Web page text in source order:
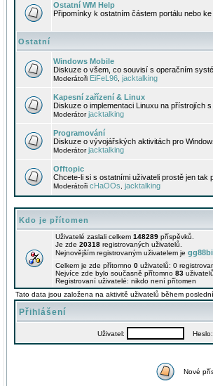
Ostatní WM Help
Připomínky k ostatním částem portálu nebo ke
Ostatní
Windows Mobile
Diskuze o všem, co souvisí s operačním
Moderátoři EiFeL96 jacktalking
Kapesní zařízení & Linux
Diskuze o implementaci Linuxu na přístrojích s
Moderátorjacktalking
Programování
Diskuze o vývojářských aktivitách pro
Moderátorjacktalking
Offtopic
Chcete-li si s ostatními uživateli prostě jen tak
Moderátoři cHaOOs jacktalking
Kdo je přítomen
Uživatelé zaslali celkem 148289 příspěvků.
Je zde 20318 registrovaných uživatelů.
Nejnovějším registrovaným uživatelem je
Celkem je zde přítomno 0 uživatelů: 0
Nejvíce zde bylo současně přítomno 83
Registrovaní uživatelé: nikdo není přítomen
Tato data jsou založena na aktivitě uživatelů během
Přihlášení
Uživatel: Heslo:
Nové